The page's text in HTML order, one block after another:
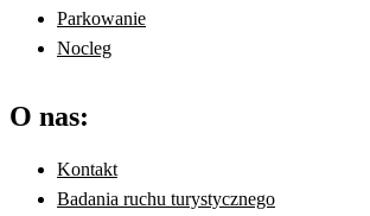
Parkowanie
Nocleg
O nas:
Kontakt
Badania ruchu turystycznego